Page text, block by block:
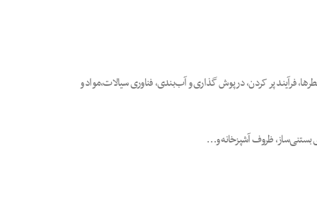
فرآیند پر کردن، درپوش گذاری و آب‌بندی، فناوری سیالات،مواد و
بستنی‌ساز، ظروف آشپزخانه و…